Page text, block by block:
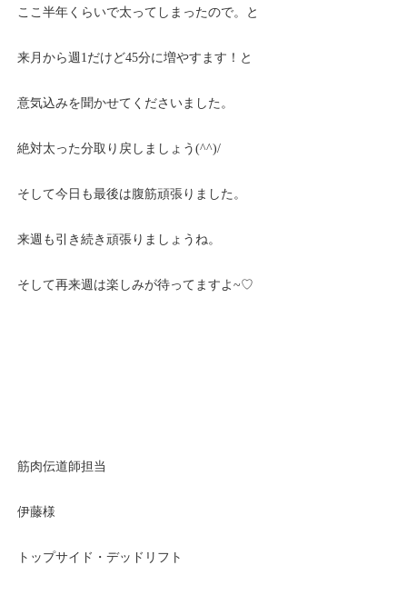
ここ半年くらいで太ってしまったので。と
来月から週1だけど45分に増やすます！と
意気込みを聞かせてくださいました。
絶対太った分取り戻しましょう(^^)/
そして今日も最後は腹筋頑張りました。
来週も引き続き頑張りましょうね。
そして再来週は楽しみが待ってますよ~♡
筋肉伝道師担当
伊藤様
トップサイド・デッドリフト